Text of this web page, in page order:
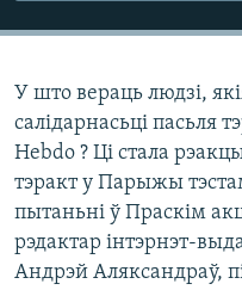
У што вераць людзі,
салідарнасьці пасьля
Hebdo ? Ці стала
тэракт у Парыжы
пытаньні ў Праскім
рэдактар інтэрнэт-
Андрэй Аляксандраў,